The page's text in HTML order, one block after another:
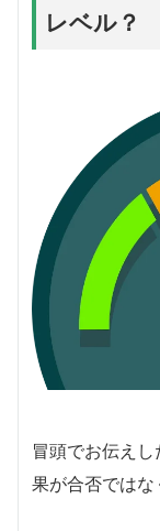
レベル？
冒頭でお伝え
果が合否ではな